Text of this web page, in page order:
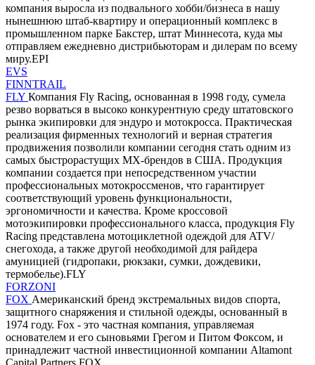
компания выросла из подвального хобби/бизнеса в нашу
нынешнюю штаб-квартиру и операционный комплекс в
промышленном парке Бакстер, штат Миннесота, куда мы
отправляем ежедневно дистрибьюторам и дилерам по всему
миру.EPI
EVS
FINNTRAIL
FLY Компания Fly Racing, основанная в 1998 году, сумела
резво ворваться в высоко конкурентную среду штатовского
рынка экипировки для эндуро и мотокросса. Практическая
реализация фирменных технологий и верная стратегия
продвижения позволили компании сегодня стать одним из
самых быстрорастущих MX-брендов в США. Продукция
компании создается при непосредственном участии
профессиональных мотокроссменов, что гарантирует
соответствующий уровень функциональности,
эргономичности и качества. Кроме кроссовой
мотоэкипировки профессионального класса, продукция Fly
Racing представлена мотоциклетной одеждой для ATV/
снегохода, а также другой необходимой для райдера
амуницией (гидропаки, рюкзаки, сумки, дождевики,
термобелье).FLY
FORZONI
FOX Американский бренд экстремальных видов спорта,
защитного снаряжения и стильной одежды, основанный в
1974 году. Fox - это частная компания, управляемая
основателем и его сыновьями Грегом и Питом Фоксом, и
принадлежит частной инвестиционной компании Altamont
Capital Partners.FOX